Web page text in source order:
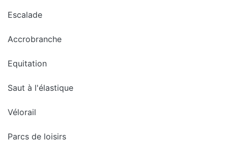
Escalade
Accrobranche
Equitation
Saut à l'élastique
Vélorail
Parcs de loisirs